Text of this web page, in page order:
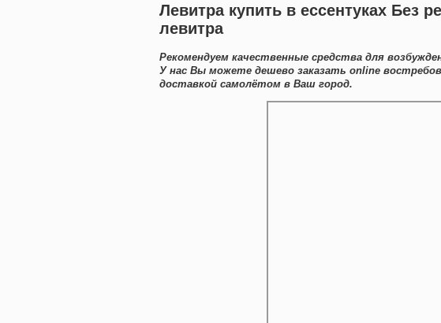
Левитра купить в ессентуках Без
левитра
Рекомендуем качественные средства для
У нас Вы можете дешево заказать online
доставкой самолётом в Ваш город.